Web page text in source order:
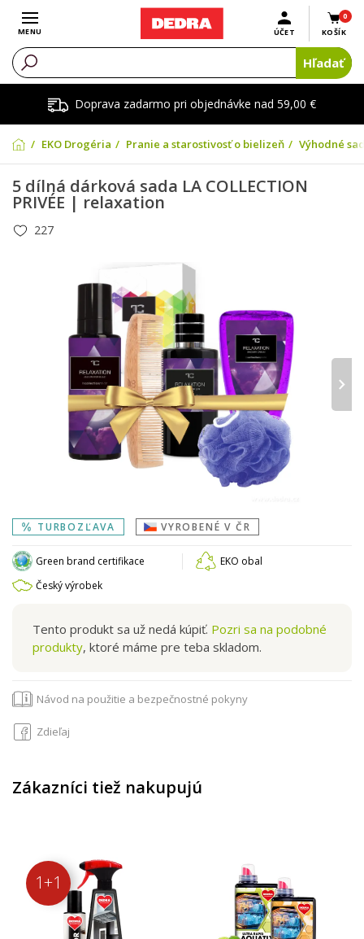
Doprava zadarmo pri objednávke nad 59,00 €
Otvoriť menu
MENU
0
KOŠÍK
ÚČET
Hľadať
EKO Drogéria Pranie a starostivosť o bielizeň Výhodné
5 dílná dárková sada LA COLLECTION
PRIVÉE | relaxation
227
›
TURBOZĽAVA VYROBENÉ V ČR
Green brand certifikace
EKO obal
Český výrobek
Tento produkt sa už nedá kúpiť. Pozri sa na podobné
produkty, ktoré máme pre teba skladom.
Návod na použitie a bezpečnostné pokyny
Zdieľaj
Zákazníci tiež nakupujú
1+1